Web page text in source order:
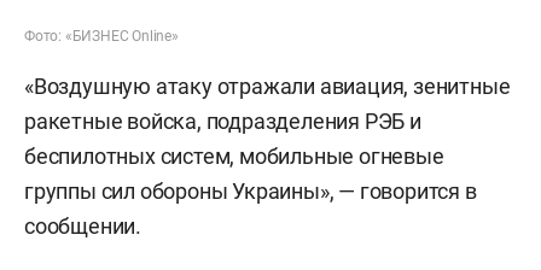
Фото: «БИЗНЕС Online»
«Воздушную атаку отражали авиация, зенитные
ракетные войска, подразделения РЭБ и
беспилотных систем, мобильные огневые
группы сил обороны Украины», — говорится в
сообщении.